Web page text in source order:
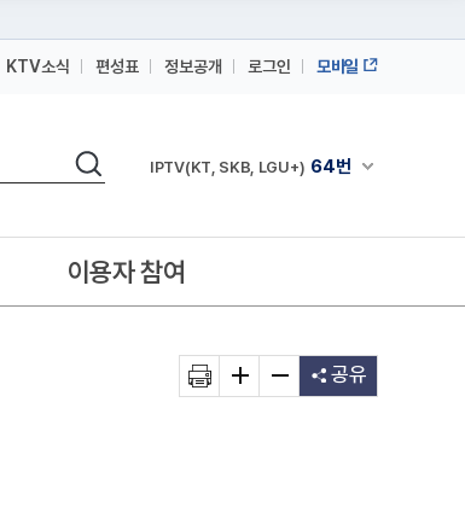
KTV소식 편성표 정보공개 로그인 모바일
검색 채널안내 펼쳐
IPTV(KT, SKB, LGU+) 64번
IPTV(KT, SKB, LGU+)
이용자 참여
공유